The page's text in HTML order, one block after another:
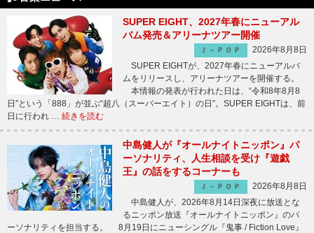
SUPER EIGHT、2027年春にニューアル
バム発売＆アリーナツアー開催
Ｊ－ＰＯＰ
2026年8月8日
SUPER EIGHTが、2027年春にニューアルバ
ムをリリースし、アリーナツアーを開催する。
本情報の発表が行われた日は、“令和8年8月8
日”という「888」が並ぶ“超八（スーパーエイト）の日”。SUPER EIGHTは、前
日に行われ … 続きを読む
中島健人が『オールナイトニッポン』パ
ーソナリティ、人生相談を受け『遊戯
王』の話をするコーナーも
Ｊ－ＰＯＰ
2026年8月8日
中島健人が、2026年8月14日深夜に放送とな
るニッポン放送『オールナイトニッポン』のパ
ーソナリティを担当する。 8月19日にニューシングル『鬼事 / Fiction Love』